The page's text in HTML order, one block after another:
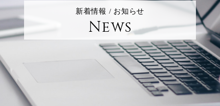
新着情報 / お知らせ
News